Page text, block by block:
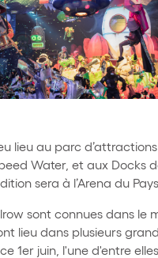
con
instagram
en twitter
en linkedin
en youtube
lieu au parc d’attractions
Water, et aux Docks
sera à l’Arena du
sont connues dans le
lieu dans plusieurs
1er juin, l'une d'entre